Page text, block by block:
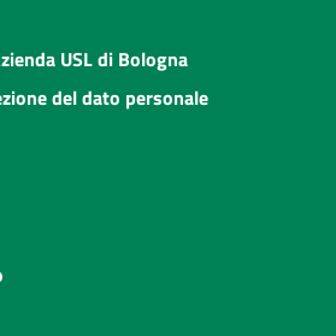
USL di Bologna
del dato personale